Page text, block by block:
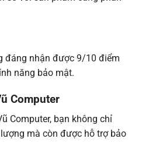
đáng nhận được 9/10 điểm
năng bảo mật.
Computer
Computer, bạn không chỉ
mà còn được hỗ trợ bảo